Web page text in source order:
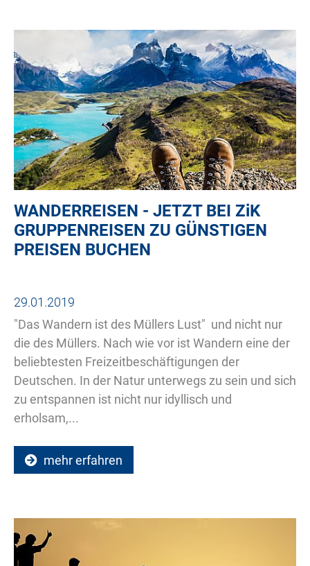
WANDERREISEN - JETZT BEI ZiK
GRUPPENREISEN ZU GÜNSTIGEN
PREISEN BUCHEN
29.01.2019
"Das Wandern ist des Müllers Lust"  und nicht nur
die des Müllers. Nach wie vor ist Wandern eine der
beliebtesten Freizeitbeschäftigungen der
Deutschen. In der Natur unterwegs zu sein und sich
zu entspannen ist nicht nur idyllisch und
erholsam,...
mehr erfahren